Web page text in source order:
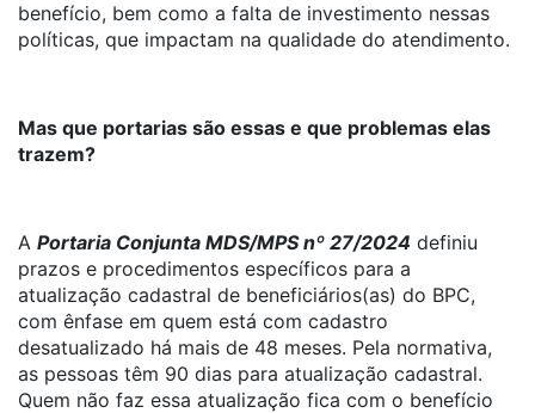
benefício, bem como a falta de investimento nessas
políticas, que impactam na qualidade do atendimento.
Mas que portarias são essas e que problemas elas
trazem?
A Portaria Conjunta MDS/MPS nº 27/2024 definiu
prazos e procedimentos específicos para a
atualização cadastral de beneficiários(as) do BPC,
com ênfase em quem está com cadastro
desatualizado há mais de 48 meses. Pela normativa,
as pessoas têm 90 dias para atualização cadastral.
Quem não faz essa atualização fica com o benefício